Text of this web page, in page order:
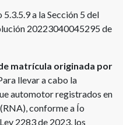
a la Sección 5 del
20223040045295 de
matrícula originada por
llevar a cabo la
automotor registrados en
conforme a Ío
2283 de 2023, los